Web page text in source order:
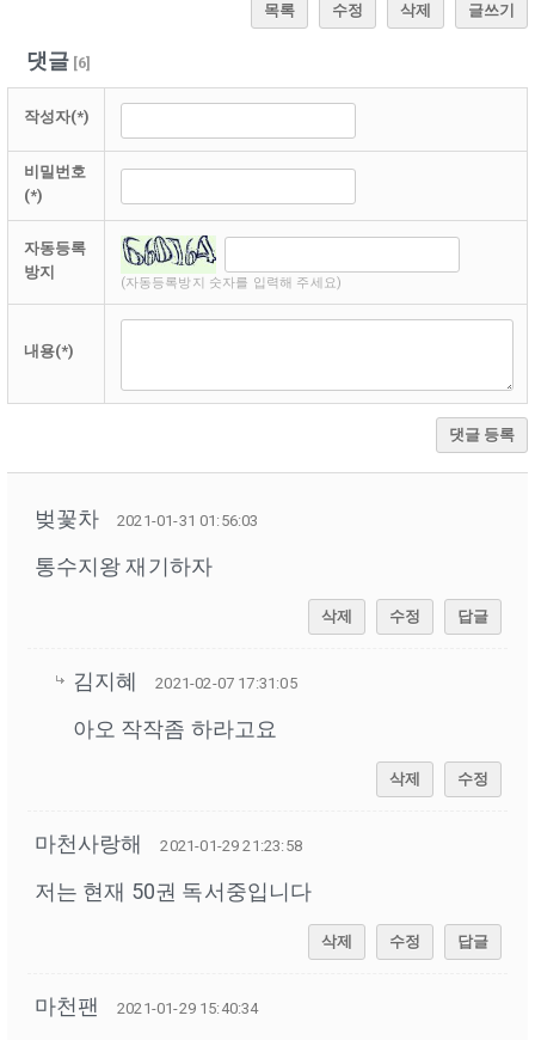
목록 수정 삭제 글쓰기
댓글[6]
작성자(*)
비밀번호
(*)
자동등록
방지
(자동등록방지 숫자를 입력해 주세요)
내용(*)
댓글 등록
벚꽃차 2021-01-31 01:56:03
통수지왕 재기하자
삭제 수정 답글
김지혜 2021-02-07 17:31:05
아오 작작좀 하라고요
삭제 수정
마천사랑해 2021-01-29 21:23:58
저는 현재 50권 독서중입니다
삭제 수정 답글
마천팬 2021-01-29 15:40:34